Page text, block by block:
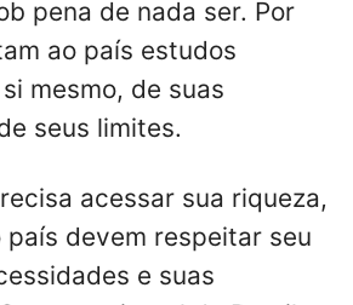
pena de nada ser. Por
ao país estudos
mesmo, de suas
seus limites.
acessar sua riqueza,
devem respeitar seu
e suas